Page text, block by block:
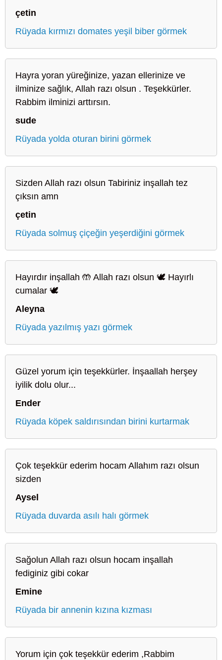
çetin
Rüyada kırmızı domates yeşil biber görmek
Hayra yoran yüreğinize, yazan ellerinize ve
ilminize sağlık, Allah razı olsun . Teşekkürler.
Rabbim ilminizi arttırsın.
sude
Rüyada yolda oturan birini görmek
Sizden Allah razı olsun Tabiriniz inşallah tez
çıksın amn
çetin
Rüyada solmuş çiçeğin yeşerdiğini görmek
Hayırdır inşallah 🤲 Allah razı olsun 🕊️ Hayırlı
cumalar 🕊️
Aleyna
Rüyada yazılmış yazı görmek
Güzel yorum için teşekkürler. İnşaallah herşey
iyilik dolu olur...
Ender
Rüyada köpek saldırısından birini kurtarmak
Çok teşekkür ederim hocam Allahım razı olsun
sizden
Aysel
Rüyada duvarda asılı halı görmek
Sağolun Allah razı olsun hocam inşallah
fediginiz gibi cokar
Emine
Rüyada bir annenin kızına kızması
Yorum için çok teşekkür ederim ,Rabbim